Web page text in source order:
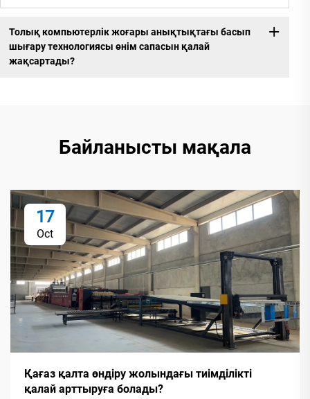
Толық компьютерлік жоғары анықтықтағы басып
шығару технологиясы өнім сапасын қалай
жақсартады?
Байланысты мақала
17
Oct
Қағаз қалта өндіру жолындағы тиімділікті
қалай арттыруға болады?